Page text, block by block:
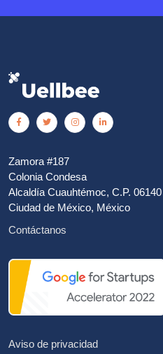
Zamora #187
Colonia Condesa
Alcaldía Cuauhtémoc, C.P. 06140
Ciudad de México, México
Contáctanos
Aviso de privacidad